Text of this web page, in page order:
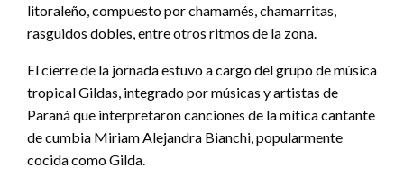
litoraleño, compuesto por chamamés, chamarritas,
rasguidos dobles, entre otros ritmos de la zona.
El cierre de la jornada estuvo a cargo del grupo de música
tropical Gildas, integrado por músicas y artistas de
Paraná que interpretaron canciones de la mítica cantante
de cumbia Miriam Alejandra Bianchi, popularmente
cocida como Gilda.